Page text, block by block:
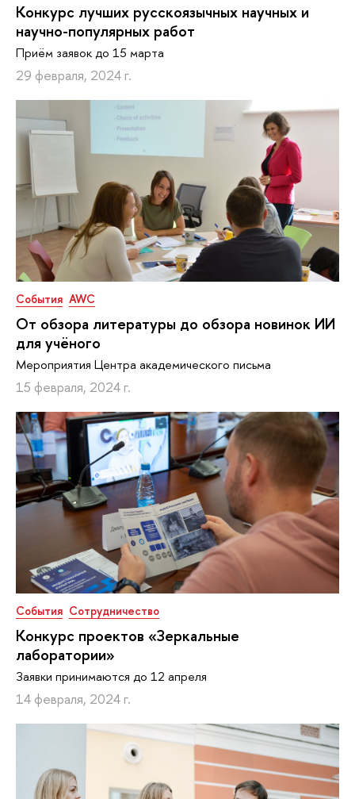
Конкурс лучших русскоязычных научных и
научно-популярных работ
Приём заявок до 15 марта
29 февраля, 2024 г.
События AWC
От обзора литературы до обзора новинок ИИ
для учёного
Мероприятия Центра академического письма
15 февраля, 2024 г.
События Сотрудничество
Конкурс проектов «Зеркальные
лаборатории»
Заявки принимаются до 12 апреля
14 февраля, 2024 г.